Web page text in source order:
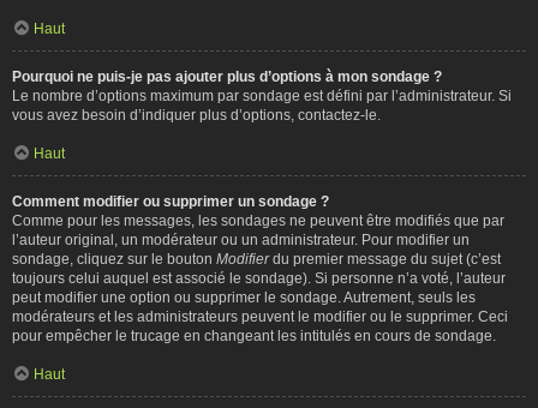
Haut
Pourquoi ne puis-je pas ajouter plus d’options à mon sondage ?
Le nombre d’options maximum par sondage est défini par l’administrateur. Si
vous avez besoin d’indiquer plus d’options, contactez-le.
Haut
Comment modifier ou supprimer un sondage ?
Comme pour les messages, les sondages ne peuvent être modifiés que par
l’auteur original, un modérateur ou un administrateur. Pour modifier un
sondage, cliquez sur le bouton Modifierdu premier message du sujet (c’est
toujours celui auquel est associé le sondage). Si personne n’a voté, l’auteur
peut modifier une option ou supprimer le sondage. Autrement, seuls les
modérateurs et les administrateurs peuvent le modifier ou le supprimer. Ceci
pour empêcher le trucage en changeant les intitulés en cours de sondage.
Haut